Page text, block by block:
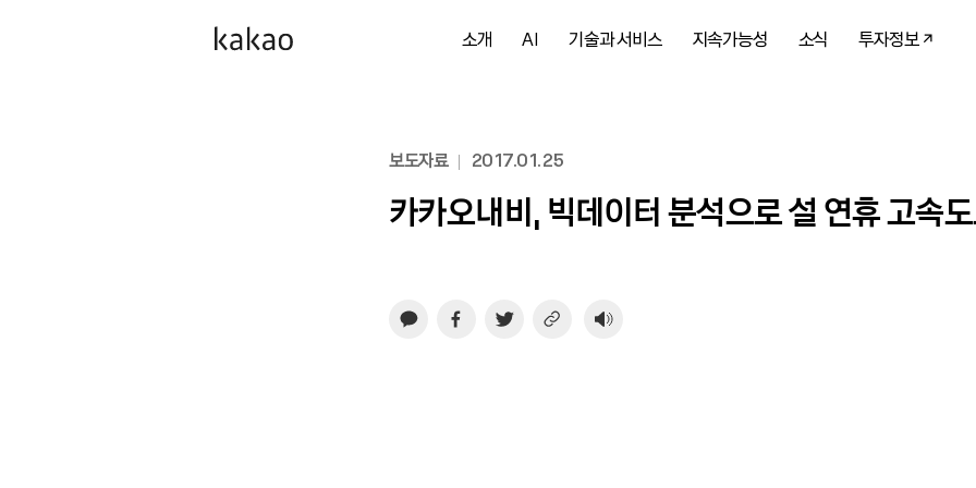
소개 AI 기술과 서비스 지속가능성 소식 투자정보
보도자료 2017.01.25
카카오내비, 빅데이터 분석으로 설 연휴 고속